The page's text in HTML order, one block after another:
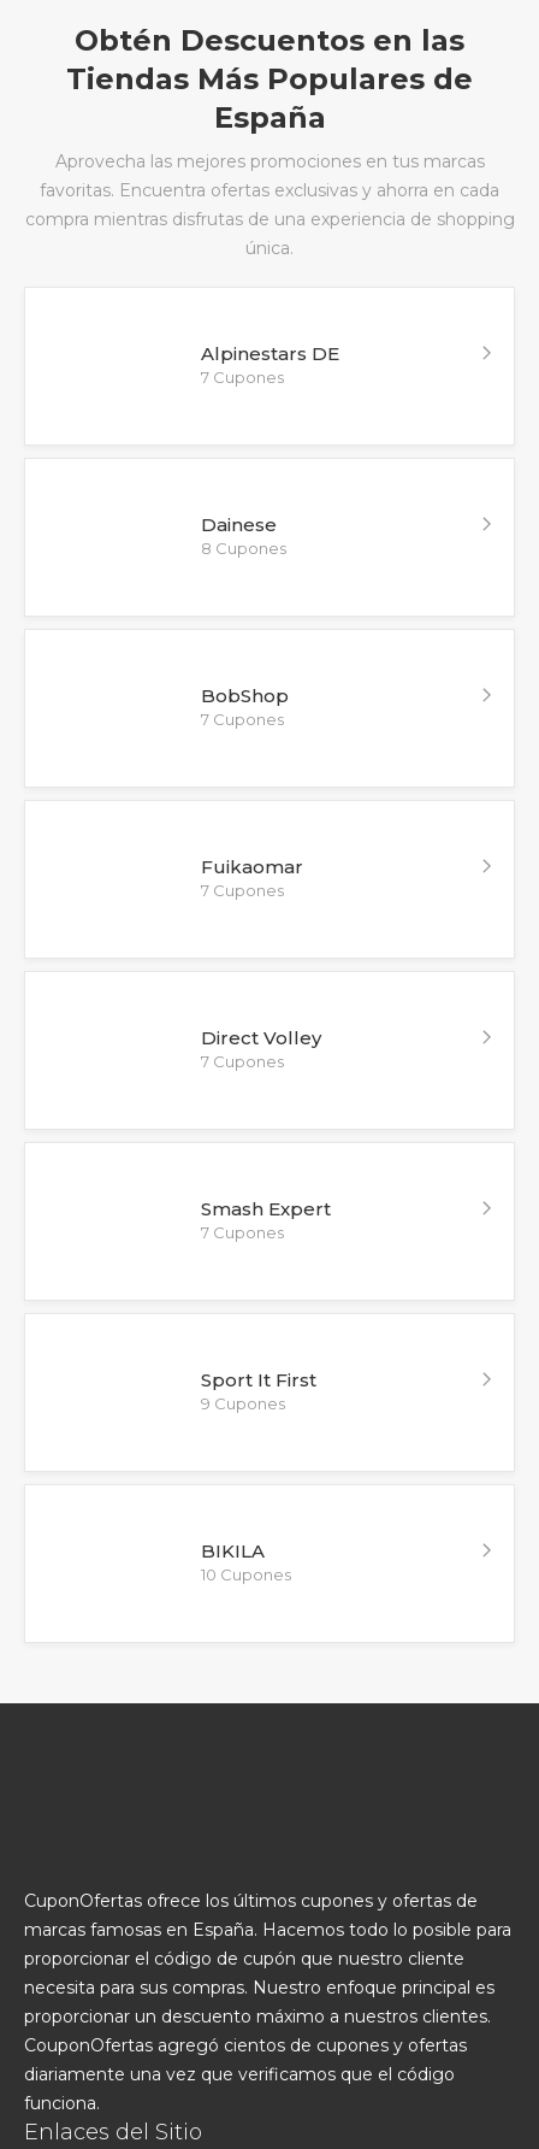
Obtén Descuentos en las
Tiendas Más Populares de
España
Aprovecha las mejores promociones en tus marcas
favoritas. Encuentra ofertas exclusivas y ahorra en cada
compra mientras disfrutas de una experiencia de shopping
única.
Alpinestars DE
7 Cupones
Dainese
8 Cupones
BobShop
7 Cupones
Fuikaomar
7 Cupones
Direct Volley
7 Cupones
Smash Expert
7 Cupones
Sport It First
9 Cupones
BIKILA
10 Cupones
CuponOfertas ofrece los últimos cupones y ofertas de
marcas famosas en España. Hacemos todo lo posible para
proporcionar el código de cupón que nuestro cliente
necesita para sus compras. Nuestro enfoque principal es
proporcionar un descuento máximo a nuestros clientes.
CouponOfertas agregó cientos de cupones y ofertas
diariamente una vez que verificamos que el código
funciona.
Enlaces del Sitio